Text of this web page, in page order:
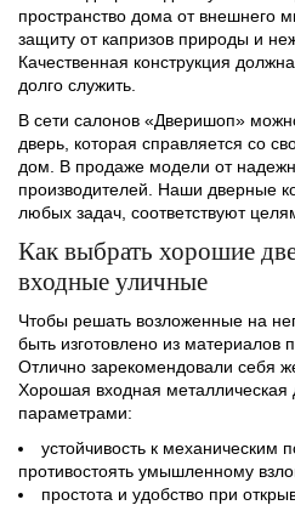
пространство дома от внешнего
защиту от капризов природы и
Качественная конструкция
долго служить.
В сети салонов «Дверишоп»
дверь, которая справляется со
дом. В продаже модели от
производителей. Наши дверные
любых задач, соответствуют
Как выбрать хорошие
входные уличные
Чтобы решать возложенные на
быть изготовлено из материалов
Отлично зарекомендовали себя
Хорошая входная металлическая
параметрами:
устойчивость к механическим
противостоять умышленному
простота и удобство при